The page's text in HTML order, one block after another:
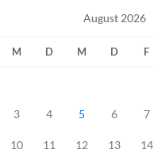
August 2026
M D M D F
3 4 5 6 7
10 11 12 13 14